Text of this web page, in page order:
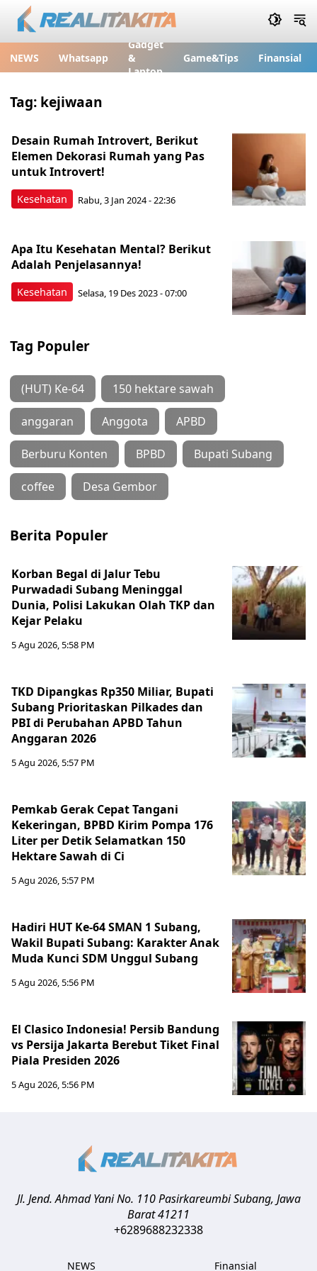
NEWS Whatsapp
Gadget
&
Laptop
Game&Tips Finansial
Tag: kejiwaan
Kesehatan
Desain Rumah Introvert, Berikut
Elemen Dekorasi Rumah yang Pas
untuk Introvert!
Rabu, 3 Jan 2024 - 22:36
Kesehatan
Apa Itu Kesehatan Mental? Berikut
Adalah Penjelasannya!
Selasa, 19 Des 2023 - 07:00
Tag Populer
(HUT) Ke-64 150 hektare sawah
anggaran Anggota APBD
Berburu Konten BPBD Bupati Subang
coffee Desa Gembor
Berita Populer
Korban Begal di Jalur Tebu
Purwadadi Subang Meninggal
Dunia, Polisi Lakukan Olah TKP dan
Kejar Pelaku
5 Agu 2026, 5:58 PM
TKD Dipangkas Rp350 Miliar, Bupati
Subang Prioritaskan Pilkades dan
PBI di Perubahan APBD Tahun
Anggaran 2026
5 Agu 2026, 5:57 PM
Pemkab Gerak Cepat Tangani
Kekeringan, BPBD Kirim Pompa 176
Liter per Detik Selamatkan 150
Hektare Sawah di Ci
5 Agu 2026, 5:57 PM
Hadiri HUT Ke-64 SMAN 1 Subang,
Wakil Bupati Subang: Karakter Anak
Muda Kunci SDM Unggul Subang
5 Agu 2026, 5:56 PM
El Clasico Indonesia! Persib Bandung
vs Persija Jakarta Berebut Tiket Final
Piala Presiden 2026
5 Agu 2026, 5:56 PM
Jl. Jend. Ahmad Yani No. 110 Pasirkareumbi Subang, Jawa
Barat41211
+6289688232338
NEWS Finansial